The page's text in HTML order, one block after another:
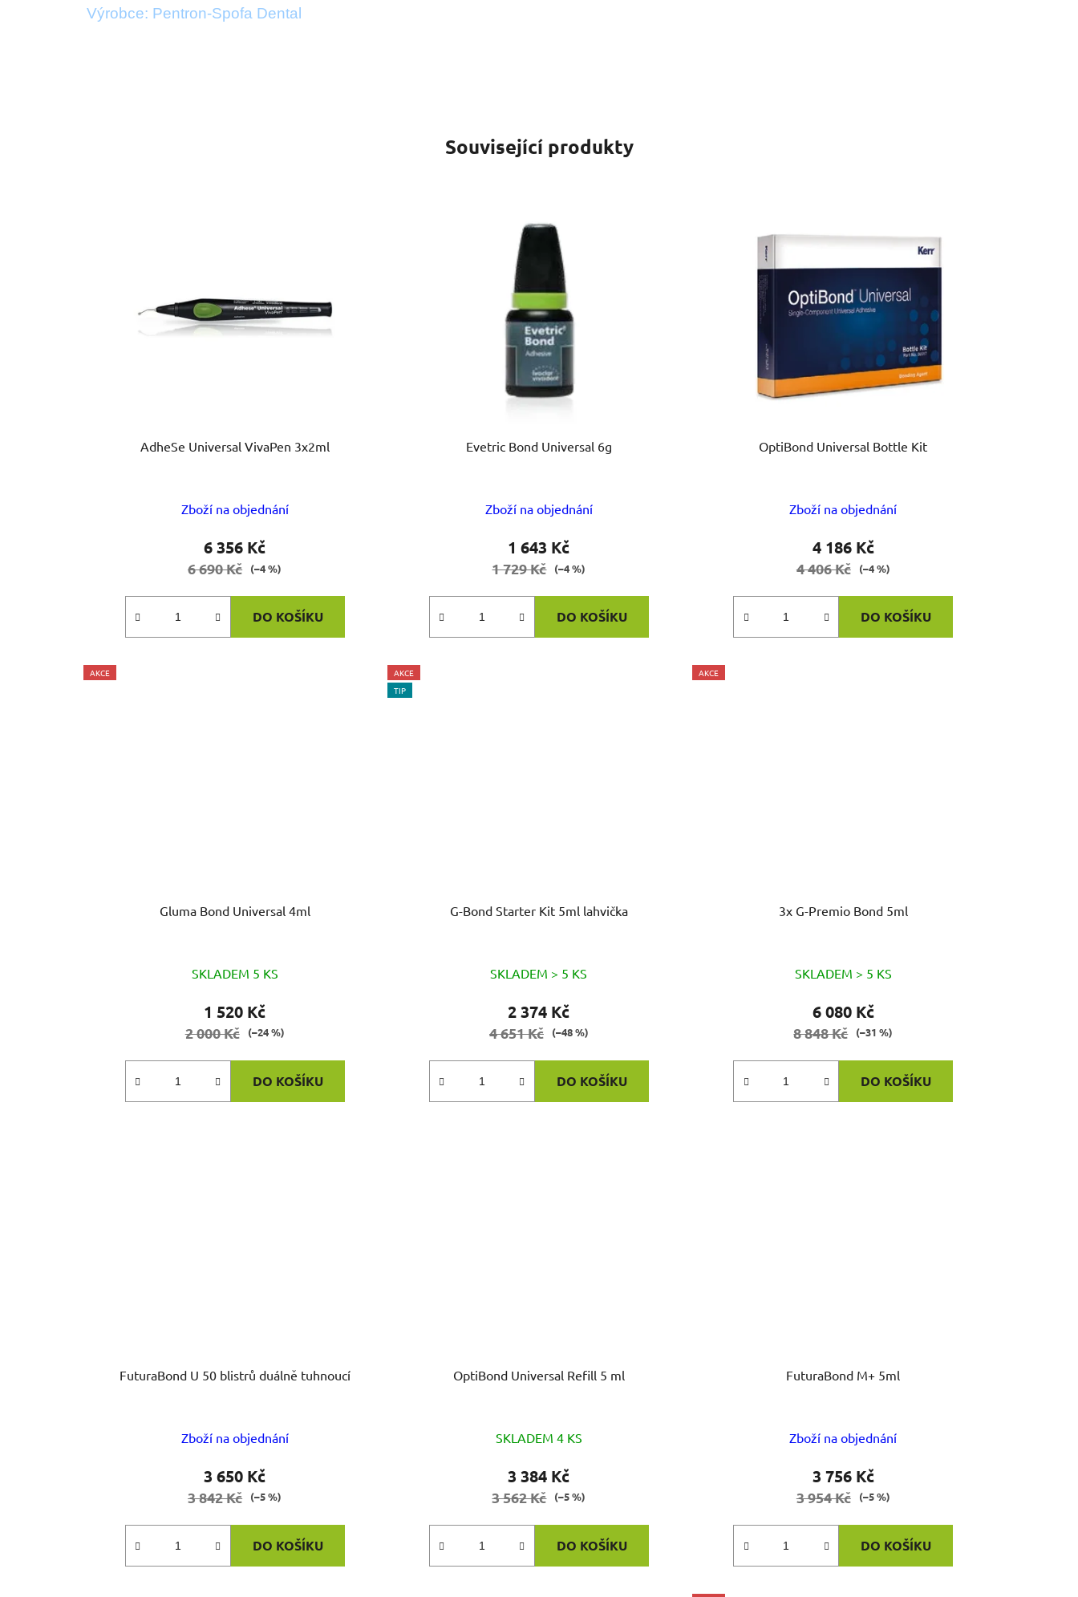
Výrobce: Pentron-Spofa Dental
Související produkty
AdheSe Universal VivaPen 3x2ml
Zboží na objednání
6 356 Kč
6 690 Kč (–4 %)
DO KOŠÍKU
Evetric Bond Universal 6g
Zboží na objednání
1 643 Kč
1 729 Kč (–4 %)
DO KOŠÍKU
OptiBond Universal Bottle Kit
Zboží na objednání
4 186 Kč
4 406 Kč (–4 %)
DO KOŠÍKU
AKCE
Gluma Bond Universal 4ml
SKLADEM 5 KS
1 520 Kč
2 000 Kč (–24 %)
DO KOŠÍKU
AKCE
TIP
G-Bond Starter Kit 5ml lahvička
SKLADEM > 5 KS
2 374 Kč
4 651 Kč (–48 %)
DO KOŠÍKU
AKCE
3x G-Premio Bond 5ml
SKLADEM > 5 KS
6 080 Kč
8 848 Kč (–31 %)
DO KOŠÍKU
FuturaBond U 50 blistrů duálně tuhnoucí
Zboží na objednání
3 650 Kč
3 842 Kč (–5 %)
DO KOŠÍKU
OptiBond Universal Refill 5 ml
hodnocení
produktu
je
SKLADEM 4 KS
3 384 Kč
3 562 Kč (–5 %)
DO KOŠÍKU
FuturaBond M+ 5ml
Zboží na objednání
3 756 Kč
3 954 Kč (–5 %)
DO KOŠÍKU